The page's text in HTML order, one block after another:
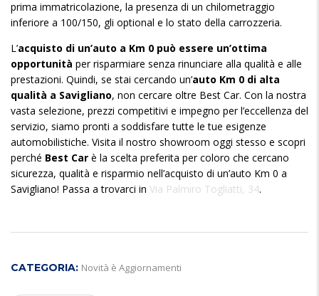
prima immatricolazione, la presenza di un chilometraggio
inferiore a 100/150, gli optional e lo stato della carrozzeria.
L’acquisto di un’auto a Km 0 può essere un’ottima
opportunità per risparmiare senza rinunciare alla qualità e alle
prestazioni. Quindi, se stai cercando un’auto Km 0 di alta
qualità a Savigliano, non cercare oltre Best Car. Con la nostra
vasta selezione, prezzi competitivi e impegno per l’eccellenza del
servizio, siamo pronti a soddisfare tutte le tue esigenze
automobilistiche. Visita il nostro showroom oggi stesso e scopri
perché Best Car è la scelta preferita per coloro che cercano
sicurezza, qualità e risparmio nell’acquisto di un’auto Km 0 a
Savigliano! Passa a trovarci in Via Palmiro Togliatti, 34.
CATEGORIA: Novità è Aggiornamenti